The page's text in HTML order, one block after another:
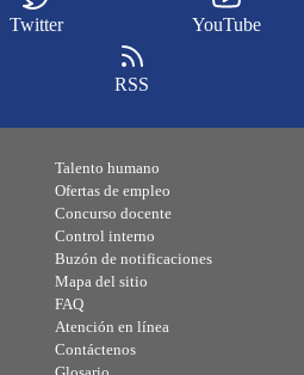
Twitter YouTube
RSS
Talento humano
Ofertas de empleo
Concurso docente
Control interno
Buzón de notificaciones
Mapa del sitio
FAQ
Atención en línea
Contáctenos